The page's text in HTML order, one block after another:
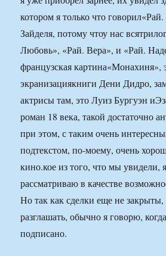
котором я только что
Зайделя, потому чтоу нас
Любовь», «Рай. Вера», и «Рай.
французская картина«Монахиня»,
экранизациякниги Дени Дидро,
актрисы там, это Луиз Бургуэн
роман 18 века, такой достаточно
при этом, с таким очень
подтекстом, по-моему, очень
кино.кое из того, что мы увидели,
рассматриваю в качестве
Но так как сделки еще не
разглашать, обычно я говорю,
подписано.